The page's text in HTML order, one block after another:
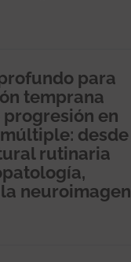
para
temprana
en
desde
rutinaria
neuroimagen